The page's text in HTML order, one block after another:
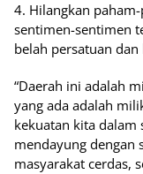
4. Hilangkan
sentimen-sentimen
belah persatuan dan
“Daerah ini adalah
yang ada adalah
kekuatan kita dalam
mendayung dengan
masyarakat cerdas,